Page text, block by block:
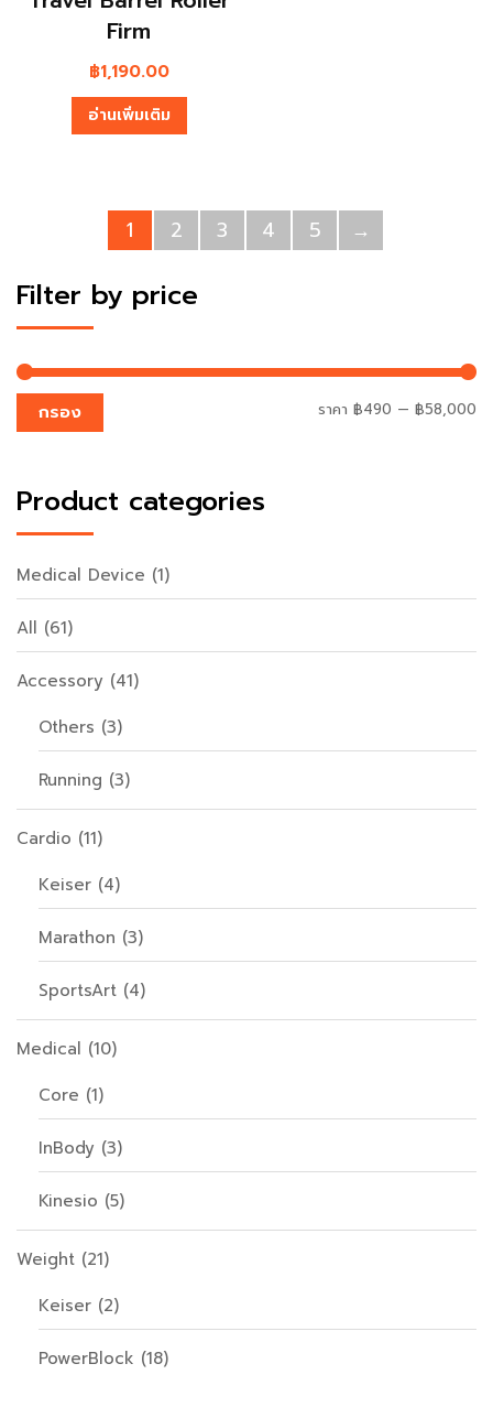
Firm
฿1,190.00
อ่านเพิ่มเติม
1 2 3 4 5 →
Filter by price
กรอง ราคา ฿490 — ฿58,000
Product categories
Medical Device (1)
All (61)
Accessory (41)
Others (3)
Running (3)
Cardio (11)
Keiser (4)
Marathon (3)
SportsArt (4)
Medical (10)
Core (1)
InBody (3)
Kinesio (5)
Weight (21)
Keiser (2)
PowerBlock (18)